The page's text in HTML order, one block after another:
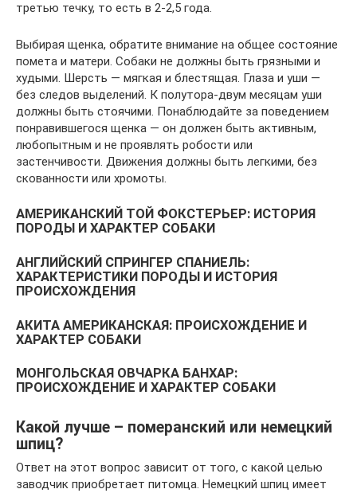
третью течку, то есть в 2-2,5 года.
Выбирая щенка, обратите внимание на общее состояние
помета и матери. Собаки не должны быть грязными и
худыми. Шерсть — мягкая и блестящая. Глаза и уши —
без следов выделений. К полутора-двум месяцам уши
должны быть стоячими. Понаблюдайте за поведением
понравившегося щенка — он должен быть активным,
любопытным и не проявлять робости или
застенчивости. Движения должны быть легкими, без
скованности или хромоты.
АМЕРИКАНСКИЙ ТОЙ ФОКСТЕРЬЕР: ИСТОРИЯ
ПОРОДЫ И ХАРАКТЕР СОБАКИ
АНГЛИЙСКИЙ СПРИНГЕР СПАНИЕЛЬ:
ХАРАКТЕРИСТИКИ ПОРОДЫ И ИСТОРИЯ
ПРОИСХОЖДЕНИЯ
АКИТА АМЕРИКАНСКАЯ: ПРОИСХОЖДЕНИЕ И
ХАРАКТЕР СОБАКИ
МОНГОЛЬСКАЯ ОВЧАРКА БАНХАР:
ПРОИСХОЖДЕНИЕ И ХАРАКТЕР СОБАКИ
Какой лучше – померанский или немецкий
шпиц?
Ответ на этот вопрос зависит от того, с какой целью
заводчик приобретает питомца. Немецкий шпиц имеет